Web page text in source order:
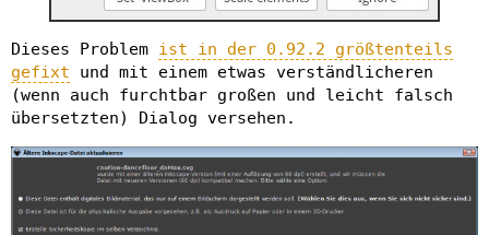
Dieses Problem ist in der 0.92.2 größtenteils
gefixt und mit einem etwas verständlicheren
(wenn auch furchtbar großen und leicht falsch
übersetzten) Dialog versehen.